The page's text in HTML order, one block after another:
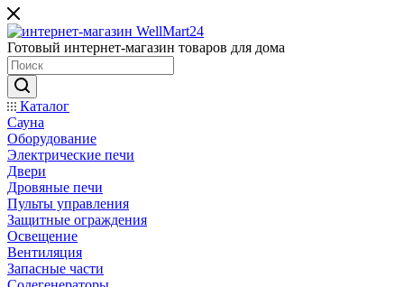
Готовый интернет-магазин товаров для дома
Каталог
Сауна
Оборудование
Электрические печи
Двери
Дровяные печи
Пульты управления
Защитные ограждения
Освещение
Вентиляция
Запасные части